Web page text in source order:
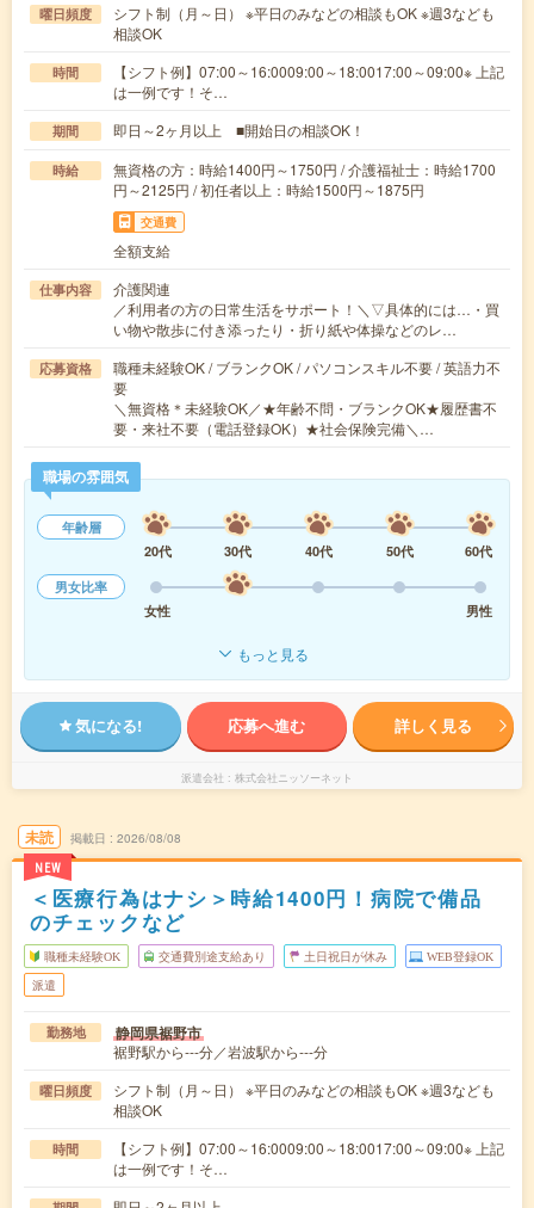
曜日頻度
シフト制（月～日） ※平日のみなどの相談もOK ※週3なども
相談OK
時間
【シフト例】07:00～16:0009:00～18:0017:00～09:00※ 上記
は一例です！そ…
期間 即日～2ヶ月以上 ■開始日の相談OK！
時給
無資格の方：時給1400円～1750円 / 介護福祉士：時給1700
円～2125円 / 初任者以上：時給1500円～1875円
交通費
全額支給
仕事内容
介護関連
／利用者の方の日常生活をサポート！＼▽具体的には…・買
い物や散歩に付き添ったり・折り紙や体操などのレ…
応募資格
職種未経験OK / ブランクOK / パソコンスキル不要 / 英語力不
要
＼無資格＊未経験OK／★年齢不問・ブランクOK★履歴書不
要・来社不要（電話登録OK）★社会保険完備＼…
職場の雰囲気
年齢層
20代
30代 40代 50代
60代
男女比率
女性
男性
もっと見る
気になる! 応募へ進む 詳しく見る
派遣会社 株式会社ニッソーネット
未読
NEW
掲載日 2026/08/08
＜医療行為はナシ＞時給1400円！病院で備品
のチェックなど
職種未経験OK 交通費別途支給あり 土日祝日が休み WEB登録OK
派遣
勤務地 静岡県裾野市
裾野駅から---分／岩波駅から---分
曜日頻度
シフト制（月～日） ※平日のみなどの相談もOK ※週3なども
相談OK
時間
【シフト例】07:00～16:0009:00～18:0017:00～09:00※ 上記
は一例です！そ…